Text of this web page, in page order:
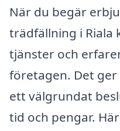
När du begär
trädfällning i Riala
tjänster och
företagen. Det
ett välgrundat
tid och pengar.